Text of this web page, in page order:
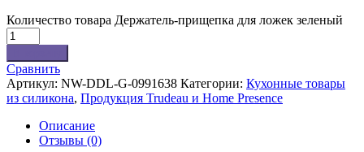
Количество товара Держатель-прищепка для ложек зеленый
Сравнить
Артикул: NW-DDL-G-0991638 Категории: Кухонные товары
из силикона, Продукция Trudeau и Home Presence
Описание
Отзывы (0)